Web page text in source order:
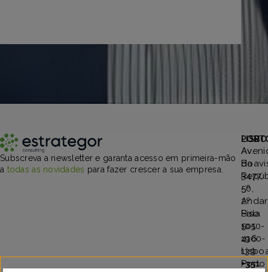
Subscreva a newsletter e garanta acesso em primeira-mão
a todas as novidades para fazer crescer a sua empresa.
3477,
5º
Sala
501
4100-
139
Porto
Av.
da
50,
2º
Piso
1050-
196
+351